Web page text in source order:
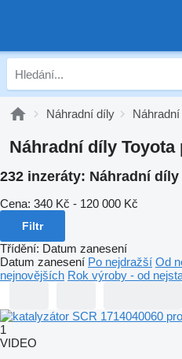
Náhradní díly
Náhradní díly
232 inzeráty: Náhradní
Cena: 340 Kč - 120 000 Kč
Filtr
Třídění: Datum zanesení
Datum zanesení Po nejdražší Od
nejnovějších Rok výroby - od
1
VIDEO